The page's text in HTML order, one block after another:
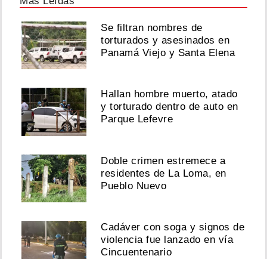
será
mamá
Agosto
05,
¡Rumbo
a
semifinal!
Karol
Wilson
avanza
en
Triunfo
EEUU
Agosto
Se filtran nombres de
torturados y asesinados en
Panamá Viejo y Santa Elena
Hallan hombre muerto, atado
y torturado dentro de auto en
Parque Lefevre
Doble crimen estremece a
residentes de La Loma, en
Pueblo Nuevo
Cadáver con soga y signos de
violencia fue lanzado en vía
Cincuentenario